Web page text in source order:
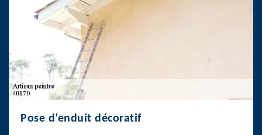
Pose d’enduit décoratif